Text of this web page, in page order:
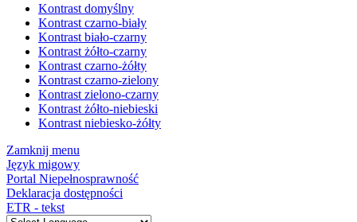
Kontrast domyślny
Kontrast czarno-biały
Kontrast biało-czarny
Kontrast żółto-czarny
Kontrast czarno-żółty
Kontrast czarno-zielony
Kontrast zielono-czarny
Kontrast żółto-niebieski
Kontrast niebiesko-żółty
Zamknij menu
Język migowy
Portal Niepełnosprawność
Deklaracja dostępności
ETR - tekst